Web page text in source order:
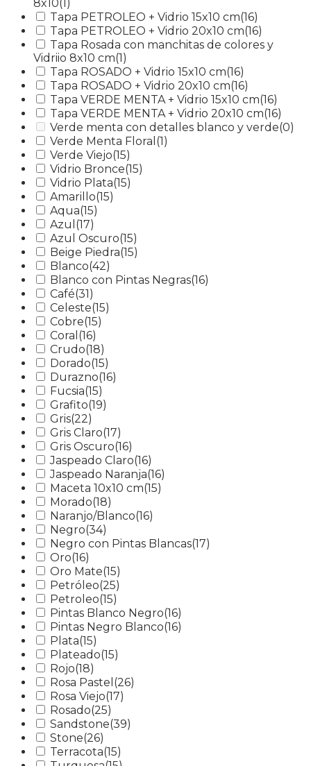
8x10(1)
Tapa PETROLEO + Vidrio 15x10 cm(16)
Tapa PETROLEO + Vidrio 20x10 cm(16)
Tapa Rosada con manchitas de colores y
Vidriio 8x10 cm(1)
Tapa ROSADO + Vidrio 15x10 cm(16)
Tapa ROSADO + Vidrio 20x10 cm(16)
Tapa VERDE MENTA + Vidrio 15x10 cm(16)
Tapa VERDE MENTA + Vidrio 20x10 cm(16)
Verde menta con detalles blanco y verde(0)
Verde Menta Floral (1)
Verde Viejo(15)
Vidrio Bronce(15)
Vidrio Plata(15)
Amarillo(15)
Aqua(15)
Azul (17)
Azul Oscuro(15)
Beige Piedra(15)
Blanco(42)
Blanco con Pintas Negras(16)
Café(31)
Celeste(15)
Cobre(15)
Coral (16)
Crudo(18)
Dorado(15)
Durazno(16)
Fucsia(15)
Grafito(19)
Gris(22)
Gris Claro(17)
Gris Oscuro(16)
Jaspeado Claro(16)
Jaspeado Naranja(16)
Maceta 10x10 cm(15)
Morado(18)
Naranjo/Blanco(16)
Negro(34)
Negro con Pintas Blancas(17)
Oro(16)
Oro Mate(15)
Petróleo(25)
Petroleo(15)
Pintas Blanco Negro(16)
Pintas Negro Blanco(16)
Plata(15)
Plateado(15)
Rojo(18)
Rosa Pastel (26)
Rosa Viejo(17)
Rosado(25)
Sandstone(39)
Stone(26)
Terracota(15)